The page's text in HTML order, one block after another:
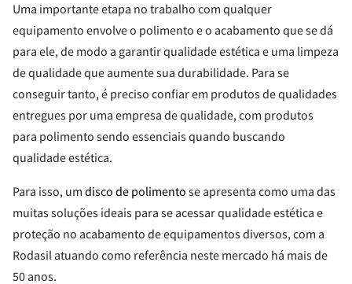
Uma importante etapa no trabalho com qualquer
equipamento envolve o polimento e o acabamento que se dá
para ele, de modo a garantir qualidade estética e uma limpeza
de qualidade que aumente sua durabilidade. Para se
conseguir tanto, é preciso confiar em produtos de qualidades
entregues por uma empresa de qualidade, com produtos
para polimento sendo essenciais quando buscando
qualidade estética.
Para isso, um disco de polimento se apresenta como uma das
muitas soluções ideais para se acessar qualidade estética e
proteção no acabamento de equipamentos diversos, com a
Rodasil atuando como referência neste mercado há mais de
50 anos.